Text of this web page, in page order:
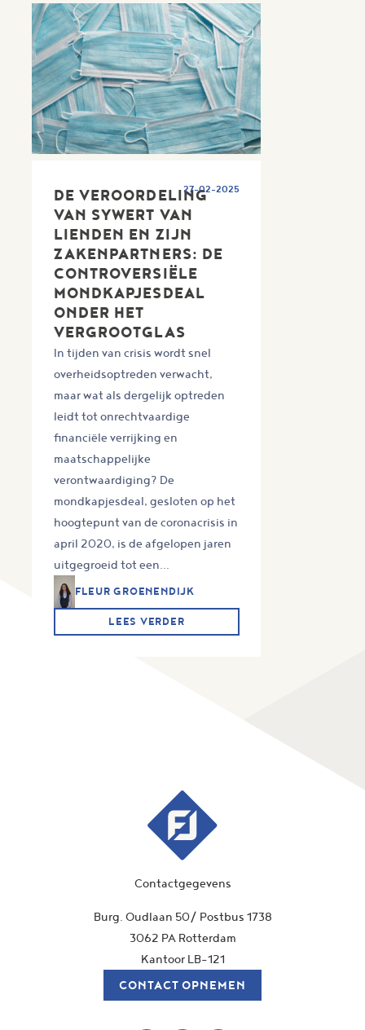
DE VEROORDELING
VAN SYWERT VAN
LIENDEN EN ZIJN
ZAKENPARTNERS: DE
CONTROVERSIËLE
MONDKAPJESDEAL
ONDER HET
VERGROOTGLAS
27-02-2025
In tijden van crisis wordt snel
overheidsoptreden verwacht,
maar wat als dergelijk optreden
leidt tot onrechtvaardige
financiële verrijking en
maatschappelijke
verontwaardiging? De
mondkapjesdeal, gesloten op het
hoogtepunt van de coronacrisis in
april 2020, is de afgelopen jaren
uitgegroeid tot een...
FLEUR GROENENDIJK
LEES VERDER
Contactgegevens
Burg. Oudlaan 50/ Postbus 1738
3062 PA Rotterdam
Kantoor LB-121
CONTACT OPNEMEN